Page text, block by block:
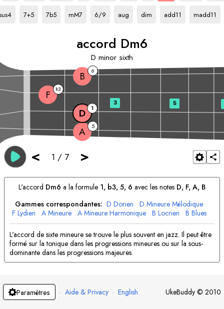
7+5
7b5
mM7
6/9
aug
dim
add11
madd11
accord Dm6
D minor sixth
< 1 / 7 >
A 5
D 1
F b3
B 6
3 5
L'accord Dm6 a la formule 1, b3, 5, 6 avec les notes D, F, A, B
Gammes correspondantes: D Dorien D Mineure Mélodique
F Lydien A Mineure A Mineure Harmonique B Locrien B Blues
L'accord de sixte mineure se trouve le plus souvent en jazz. Il peut être
formé sur la tonique dans les progressions mineures ou sur la sous-
dominante dans les progressions majeures.
Paramètres · Aide & Privacy · English UkeBuddy © 2010